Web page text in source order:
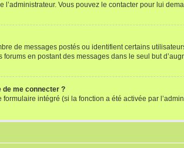
l’administrateur. Vous pouvez le contacter pour lui
de messages postés ou identifient certains
forums en postant des messages dans le seul but
de me connecter ?
intégré (si la fonction a été activée par